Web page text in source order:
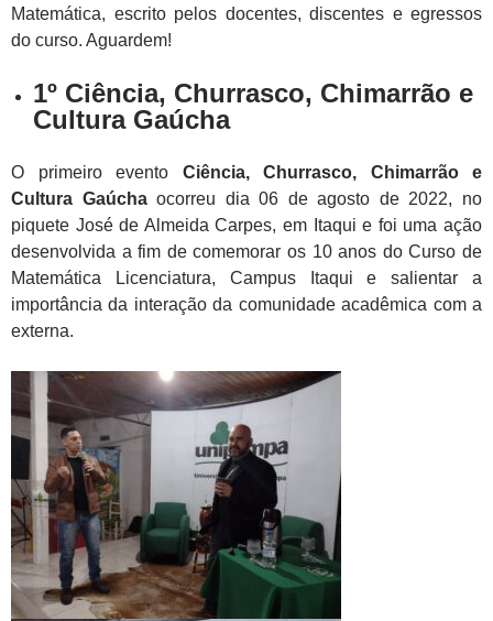
Matemática, escrito pelos docentes, discentes e egressos
do curso. Aguardem!
1º Ciência, Churrasco, Chimarrão e
Cultura Gaúcha
O primeiro evento Ciência, Churrasco, Chimarrão e
Cultura Gaúchaocorreu dia 06 de agosto de 2022, no
piquete José de Almeida Carpes, em Itaqui e foi uma ação
desenvolvida a fim de comemorar os 10 anos do Curso de
Matemática Licenciatura, Campus Itaqui e salientar a
importância da interação da comunidade acadêmica com a
externa.